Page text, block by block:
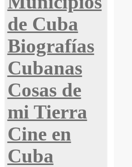
de Cuba
Biografías
Cubanas
Cosas de
mi Tierra
Cine en
Cuba